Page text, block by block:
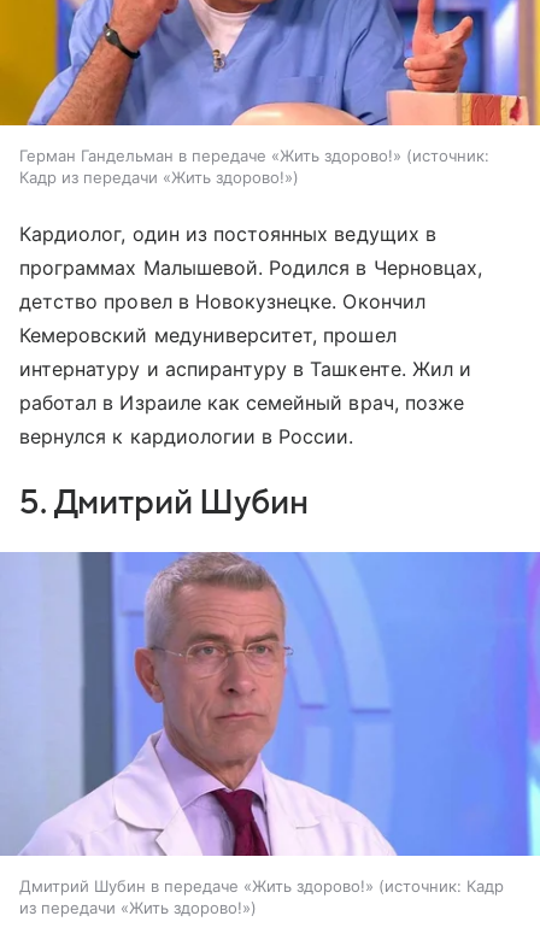
Герман Гандельман в передаче «Жить здорово!»
источник:
Кадр из передачи «Жить здорово!»
Кардиолог, один из постоянных ведущих в
программах Малышевой. Родился в Черновцах,
детство провел в Новокузнецке. Окончил
Кемеровский медуниверситет, прошел
интернатуру и аспирантуру в Ташкенте. Жил и
работал в Израиле как семейный врач, позже
вернулся к кардиологии в России.
5. Дмитрий Шубин
Дмитрий Шубин в передаче «Жить здорово!» источник: Кадр
из передачи «Жить здорово!»